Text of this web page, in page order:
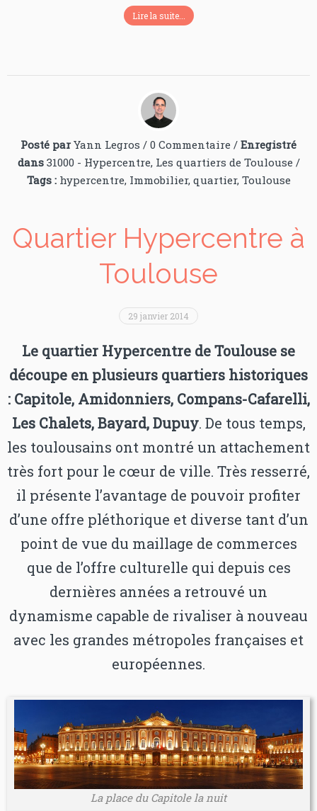
Lire la suite...
Posté par Yann Legros / 0 Commentaire / Enregistré
dans 31000 - Hypercentre, Les quartiers de Toulouse /
Tags : hypercentre, Immobilier, quartier, Toulouse
Quartier Hypercentre à
Toulouse
29 janvier 2014
Le quartier Hypercentre de Toulouse se
découpe en plusieurs quartiers historiques
: Capitole, Amidonniers, Compans-Cafarelli,
Les Chalets, Bayard, Dupuy. De tous temps,
les toulousains ont montré un attachement
très fort pour le cœur de ville. Très resserré,
il présente l’avantage de pouvoir profiter
d’une offre pléthorique et diverse tant d’un
point de vue du maillage de commerces
que de l’offre culturelle qui depuis ces
dernières années a retrouvé un
dynamisme capable de rivaliser à nouveau
avec les grandes métropoles françaises et
européennes.
La place du Capitole la nuit